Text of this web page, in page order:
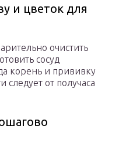
и цветок для
очистить
сосуд
корень и прививку
следует от получаса